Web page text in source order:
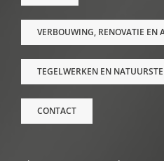
VERBOUWING, RENOVATIE EN
TEGELWERKEN EN
CONTACT